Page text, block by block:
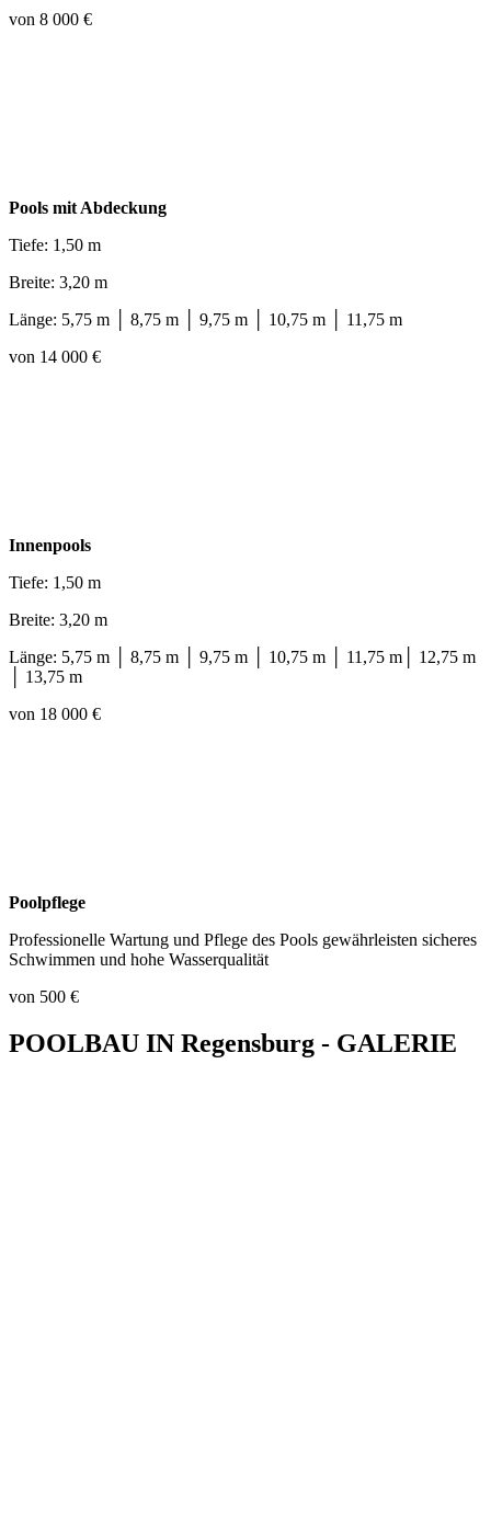
von 8 000 €
Pools mit Abdeckung
Tiefe: 1,50 m
Breite: 3,20 m
Länge: 5,75 m │ 8,75 m │ 9,75 m │ 10,75 m │ 11,75 m
von 14 000 €
Innenpools
Tiefe: 1,50 m
Breite: 3,20 m
Länge: 5,75 m │ 8,75 m │ 9,75 m │ 10,75 m │ 11,75 m│ 12,75 m
│ 13,75 m
von 18 000 €
Poolpflege
Professionelle Wartung und Pflege des Pools gewährleisten sicheres
Schwimmen und hohe Wasserqualität
von 500 €
POOLBAU IN Regensburg - GALERIE